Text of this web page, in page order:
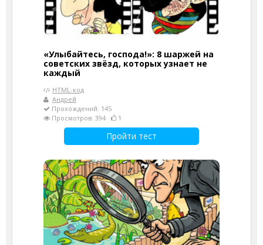
«Улыбайтесь, господа!»: 8 шаржей на
советских звёзд, которых узнает не
каждый
HTML-код
Андрей
Прохождений: 145
Просмотров: 394
1
Пройти тест